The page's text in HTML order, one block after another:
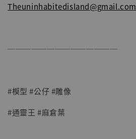
Theuninhabitedisland@gmail.com
──────────────
#模型 #公仔 #雕像
#通靈王 #麻倉葉